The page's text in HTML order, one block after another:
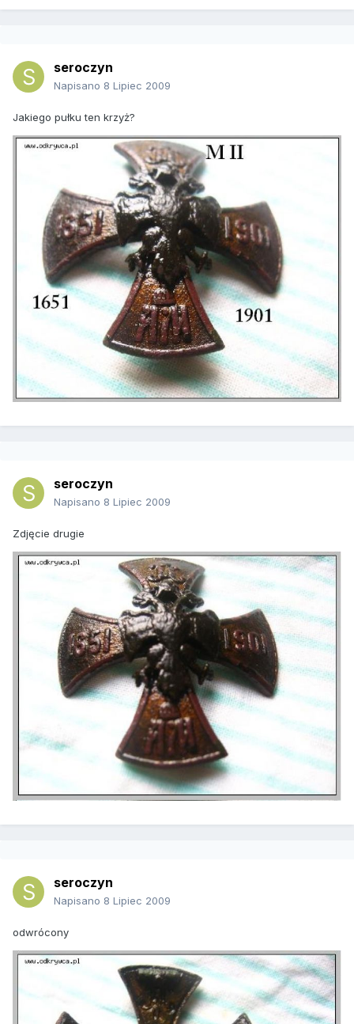
seroczyn
Napisano 8 Lipiec 2009
Jakiego pułku ten krzyż?
seroczyn
Napisano 8 Lipiec 2009
Zdjęcie drugie
seroczyn
Napisano 8 Lipiec 2009
odwrócony